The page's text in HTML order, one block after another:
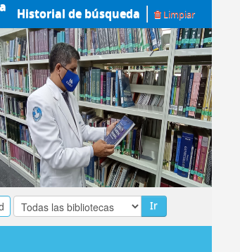
Historial de búsqueda Limpiar
Ir